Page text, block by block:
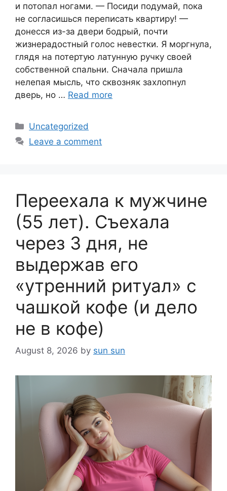
и потопал ногами. — Посиди подумай, пока
не согласишься переписать квартиру! —
донесся из-за двери бодрый, почти
жизнерадостный голос невестки. Я моргнула,
глядя на потертую латунную ручку своей
собственной спальни. Сначала пришла
нелепая мысль, что сквозняк захлопнул
дверь, но … Read more
Categories
Uncategorized
Leave a comment
Переехала к мужчине
(55 лет). Съехала
через 3 дня, не
выдержав его
«утренний ритуал» с
чашкой кофе (и дело
не в кофе)
August 8, 2026 by sun sun